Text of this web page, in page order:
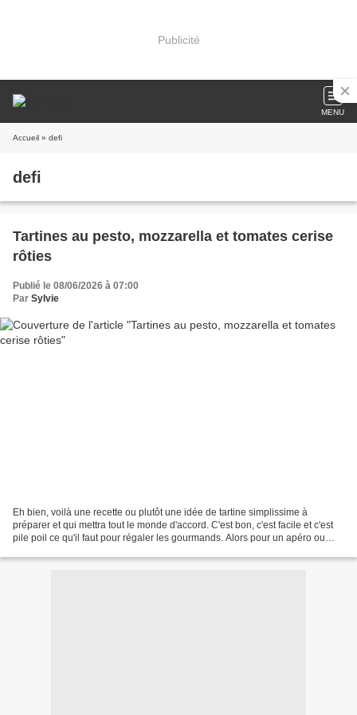
Publicité
MENU
Accueil » defi
defi
Tartines au pesto, mozzarella et tomates cerise
rôties
Publié le 08/06/2026 à 07:00
Par Sylvie
Eh bien, voilà une recette ou plutôt une idée de tartine simplissime à
préparer et qui mettra tout le monde d'accord. C'est bon, c'est facile et c'est
pile poil ce qu'il faut pour régaler les gourmands. Alors pour un apéro ou